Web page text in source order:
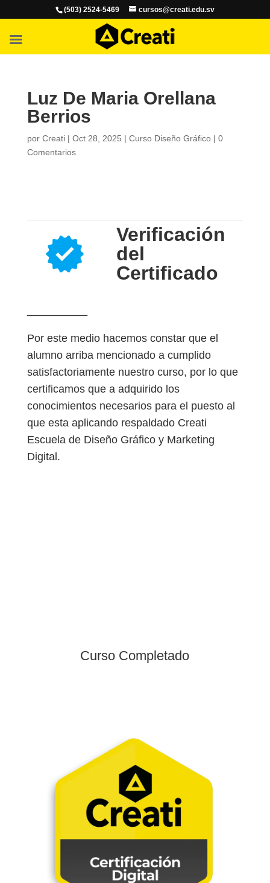
(503) 2524-5469 cursos@creati.edu.sv
Luz De Maria Orellana
Berrios
por Creati| Oct 28, 2025 | Curso Diseño Gráfico| 0
Comentarios
Verificación
del
Certificado
Por este medio hacemos constar que el
alumno arriba mencionado a cumplido
satisfactoriamente nuestro curso, por lo que
certificamos que a adquirido los
conocimientos necesarios para el puesto al
que esta aplicando respaldado Creati
Escuela de Diseño Gráfico y Marketing
Digital.
Curso Completado